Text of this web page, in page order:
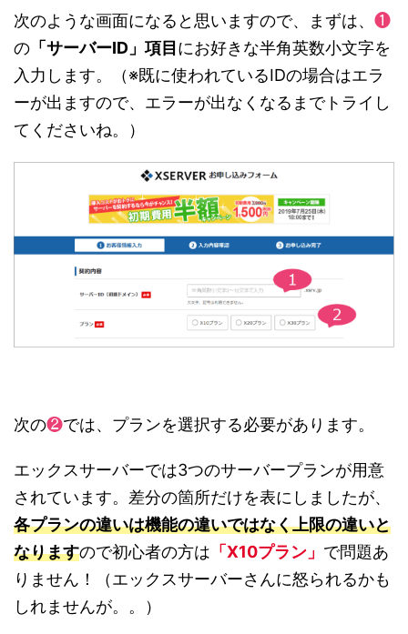
次のような画面になると思いますので、まずは、 ❶
の 「サーバーID」項目にお好きな半角英数小文字を
入力します。（※既に使われているIDの場合はエラ
ーが出ますので、エラーが出なくなるまでトライし
てくださいね。）
次の❷では、プランを選択する必要があります。
エックスサーバーでは3つのサーバープランが用意
されています。差分の箇所だけを表にしましたが、
各プランの違いは機能の違いではなく上限の違いと
なりますので初心者の方は 「X10プラン」 で問題あ
りません！（エックスサーバーさんに怒られるかも
しれませんが。。）